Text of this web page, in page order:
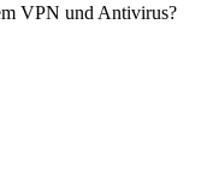
VPN und Antivirus?